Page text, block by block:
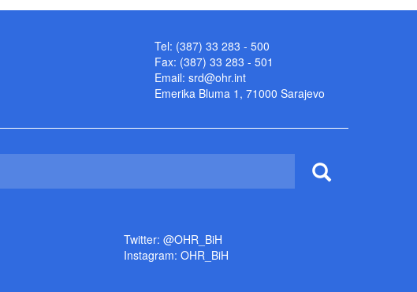
Tel: (387) 33 283 - 500
Fax: (387) 33 283 - 501
Email: srd@ohr.int
Emerika Bluma 1, 71000 Sarajevo
Twitter: @OHR_BiH
Instagram: OHR_BiH